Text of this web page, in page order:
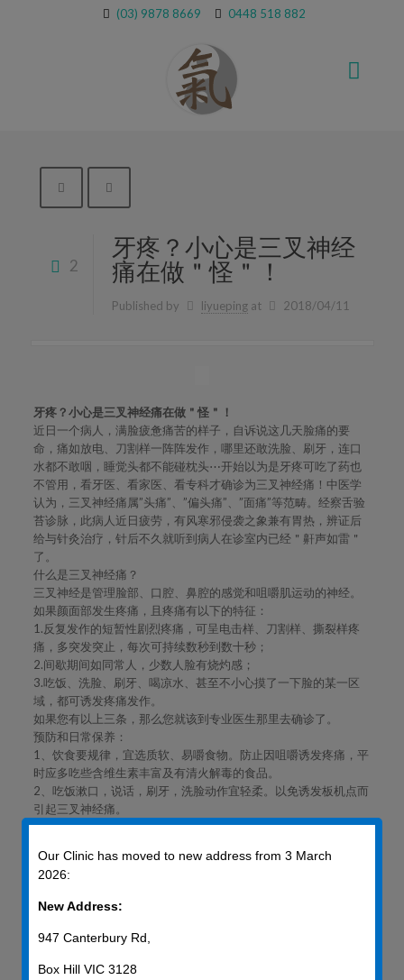
(03) 9878 8669 0448 518 882
2
牙疼？小心是三叉神经
痛在做＂怪＂！
Published by liyueping at 2018/04/11
牙疼？小心是三叉神经痛在做＂怪＂！
近日一个病人，满脸疲惫痛苦的样子，自诉说这几天脸痛的要
命，痛如放电、刀割样一阵阵发作，哪里还敢洗脸、刷牙，连口
水都不敢咽，睡觉头都不能碰枕头⋯开始以为是牙疼可吃了药也
不管用，看牙医、看家医、看专科才确诊为三叉神经痛！中医学
认为，三叉神经痛属”头痛”、”偏头痛”、”面痛”等范畴。经察舌验
苔诊脉，此病人近日疲劳，有风寒邪侵袭之象兼有胃热，辨证后
给与针灸治疗，针后不久就听到病人在诊室内已经＂鼾声如雷＂
了。
什么是三叉神经痛？
三叉神经是管理脸部、口腔、鼻腔的感觉和咀嚼肌运动的神经。
如果颜面部发生疼痛，且疼痛有以下的特征：
1.反复发作的短暂性剧烈疼痛，可呈电击样、刀割样、撕裂样疼
痛，多突发突止，每次可持续数秒到数十秒；
2.间歇期间如同常人，少数人脸有烧灼感；
3.吃饭、洗脸、刷牙、喝凉水、甚至不小心摸了一下脸的某一区
域，都可诱发疼痛发作。
如果您有以上三条，那么您就该到专业医生那里去确诊了。
预防和日常保养：
1、饮食要规律，宜选质软、易嚼食物。防止因咀嚼诱发疼痛，平
时应多吃些含维生素丰富及有清火解毒的食品。
2、吃饭漱口，说话，刷牙，洗脸动作宜轻柔。以免诱发板机点而
引起三叉神经痛。
3、注意头、面部保暖，不宜疲劳，保持充足睡眠。过劳易耗伤气
4、保持精神愉快，避免精神刺激，适当锻炼身体，增强体质。
5、讲究卫生，防止感染：室内环境应整洁，空气新鲜，防止风寒
侵袭。三叉神经痛可能与某些感染性疾病如鼻窦炎、中耳炎、牙
平安中医两位医师为您提供中医中药、针灸骨伤 98788669，
Our Clinic has moved to new address from 3 March
2026:
New Address:
947 Canterbury Rd,
Box Hill VIC 3128